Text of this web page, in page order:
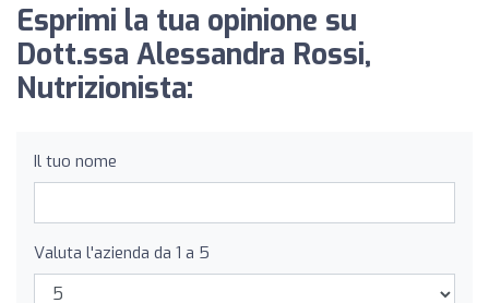
Esprimi la tua opinione su
Dott.ssa Alessandra Rossi,
Nutrizionista:
Il tuo nome
Valuta l'azienda da 1 a 5